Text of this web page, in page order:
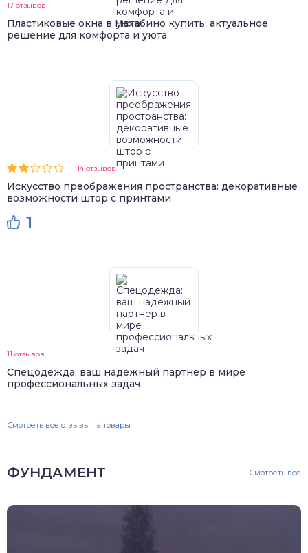
17 отзывов
Пластиковые окна в Нахабино купить: актуальное
решение для комфорта и уюта
14 отзывов
Искусство преображения пространства: декоративные
возможности штор с принтами
1
11 отзывов
Спецодежда: ваш надежный партнер в мире
профессиональных задач
Смотреть все отзывы на товары
ФУНДАМЕНТ Смотреть все